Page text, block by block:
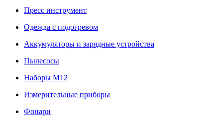
Пресс инструмент
Одежда с подогревом
Аккумуляторы и зарядные устройства
Пылесосы
Наборы М12
Измерительные приборы
Фонари